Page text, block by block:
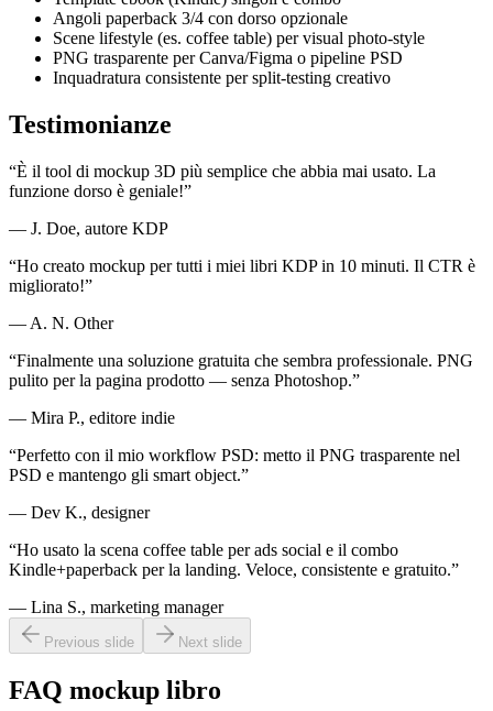
Angoli paperback 3/4 con dorso opzionale
Scene lifestyle (es. coffee table) per visual photo‑style
PNG trasparente per Canva/Figma o pipeline PSD
Inquadratura consistente per split‑testing creativo
Testimonianze
“È il tool di mockup 3D più semplice che abbia mai usato. La
funzione dorso è geniale!”
— J. Doe, autore KDP
“Ho creato mockup per tutti i miei libri KDP in 10 minuti. Il CTR è
migliorato!”
— A. N. Other
“Finalmente una soluzione gratuita che sembra professionale. PNG
pulito per la pagina prodotto — senza Photoshop.”
— Mira P., editore indie
“Perfetto con il mio workflow PSD: metto il PNG trasparente nel
PSD e mantengo gli smart object.”
— Dev K., designer
“Ho usato la scena coffee table per ads social e il combo
Kindle+paperback per la landing. Veloce, consistente e gratuito.”
— Lina S., marketing manager
Previous slide Next slide
FAQ mockup libro